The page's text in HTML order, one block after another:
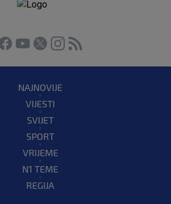
NAJNOVIJE
VIJESTI
SVIJET
SPORT
VRIJEME
N1 TEME
REGIJA